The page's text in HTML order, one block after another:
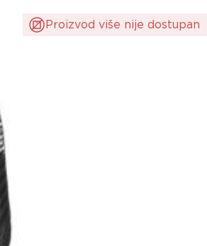
Proizvod više nije dostupan